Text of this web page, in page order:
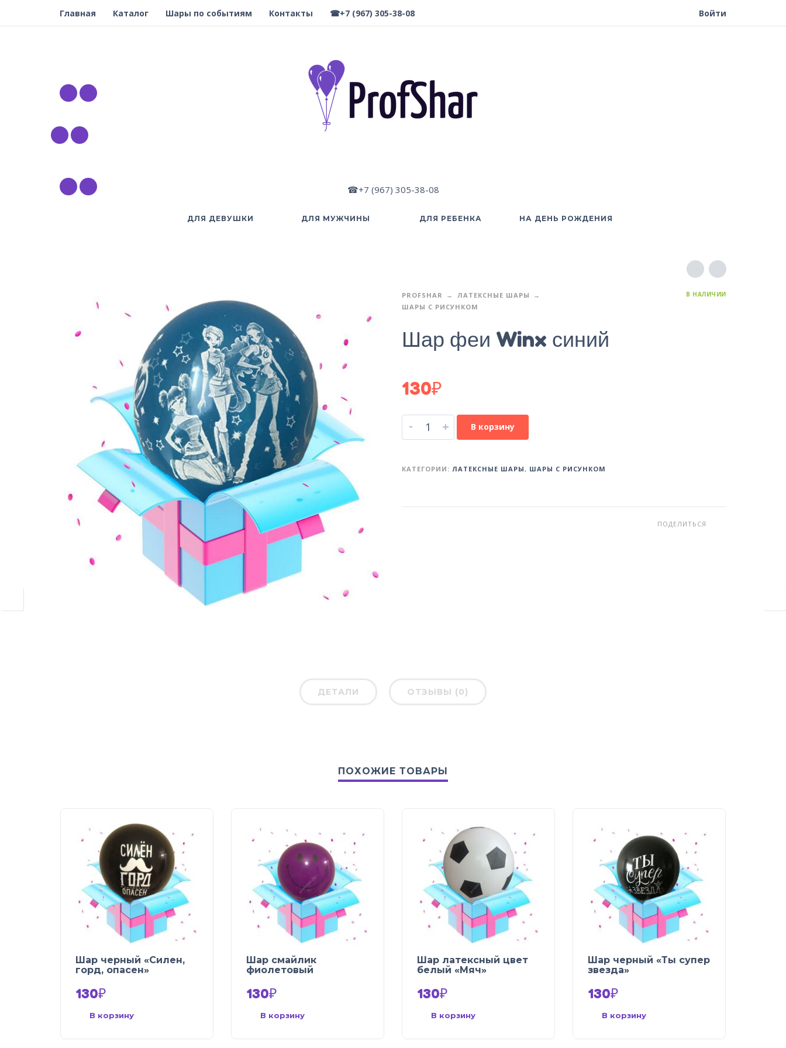
Главная Каталог Шары по событиям Контакты ☎+7 (967) 305-38-08 Войти
☎+7 (967) 305-38-08
ДЛЯ ДЕВУШКИ ДЛЯ МУЖЧИНЫ ДЛЯ РЕБЕНКА НА ДЕНЬ РОЖДЕНИЯ
PROFSHAR
ЛАТЕКСНЫЕ ШАРЫ
ШАРЫ С РИСУНКОМ
В НАЛИЧИИ
Шар феи Winx синий
130₽
- + В корзину
КАТЕГОРИИ: ЛАТЕКСНЫЕ ШАРЫ, ШАРЫ С РИСУНКОМ
ПОДЕЛИТЬСЯ
ДЕТАЛИ ОТЗЫВЫ (0)
ПОХОЖИЕ ТОВАРЫ
Шар черный «Силен,
горд, опасен»
130₽
В корзину
Шар смайлик
фиолетовый
130₽
В корзину
Шар латексный цвет
белый «Мяч»
130₽
В корзину
Шар черный «Ты супер
звезда»
130₽
В корзину